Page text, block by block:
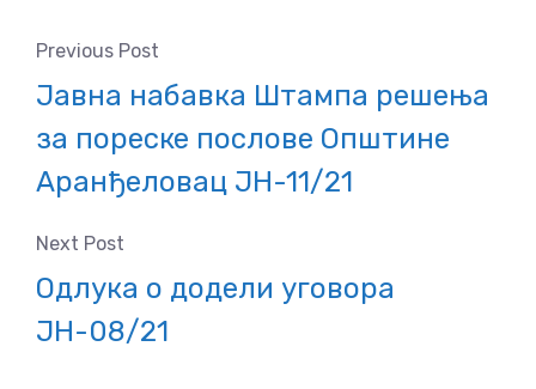
Previous Post
Јавна набавка Штампа решења
за пореске послове Општине
Аранђеловац ЈН-11/21
Next Post
Одлука о додели уговора
ЈН-08/21